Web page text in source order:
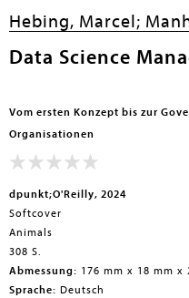
Hebing, Marcel;
Data Science
Vom ersten Konzept bis zur
Organisationen
dpunkt;O'Reilly, 2024
Softcover
Animals
308 S.
Abmessung: 176 mm x 18 mm x
Sprache: Deutsch